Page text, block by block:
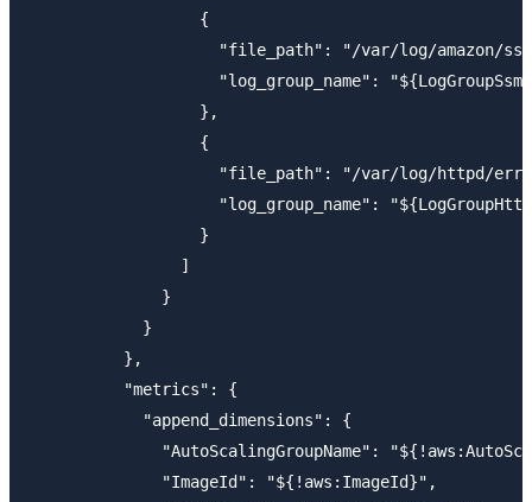
                  {
"file_path": "/var/log/amazon/
"log_group_name":
                  },
                  {
"file_path": "/var/log/httpd/
"log_group_name":
                  }
                ]
              }
            }
          },
          "metrics": {
            "append_dimensions": {
"AutoScalingGroupName":
              "ImageId": "${!aws:ImageId}",